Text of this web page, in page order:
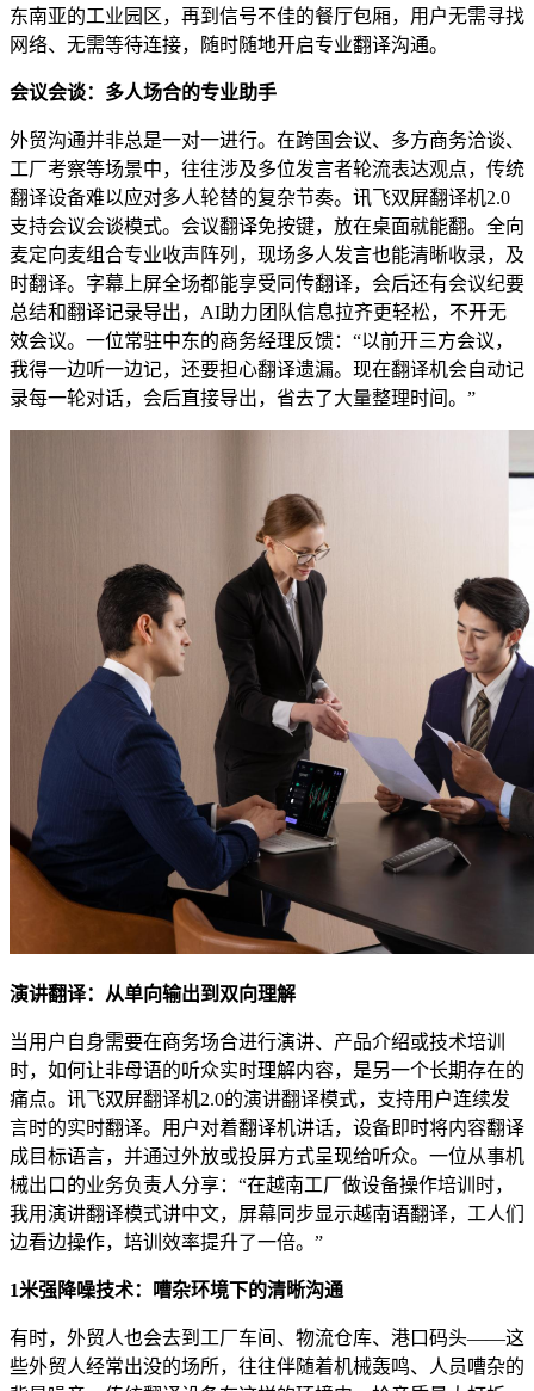
东南亚的工业园区，再到信号不佳的餐厅包厢，用户无需寻找
网络、无需等待连接，随时随地开启专业翻译沟通。
会议会谈：多人场合的专业助手
外贸沟通并非总是一对一进行。在跨国会议、多方商务洽谈、
工厂考察等场景中，往往涉及多位发言者轮流表达观点，传统
翻译设备难以应对多人轮替的复杂节奏。讯飞双屏翻译机2.0
支持会议会谈模式。会议翻译免按键，放在桌面就能翻。全向
麦定向麦组合专业收声阵列，现场多人发言也能清晰收录，及
时翻译。字幕上屏全场都能享受同传翻译，会后还有会议纪要
总结和翻译记录导出，AI助力团队信息拉齐更轻松，不开无
效会议。一位常驻中东的商务经理反馈：“以前开三方会议，
我得一边听一边记，还要担心翻译遗漏。现在翻译机会自动记
录每一轮对话，会后直接导出，省去了大量整理时间。”
演讲翻译：从单向输出到双向理解
当用户自身需要在商务场合进行演讲、产品介绍或技术培训
时，如何让非母语的听众实时理解内容，是另一个长期存在的
痛点。讯飞双屏翻译机2.0的演讲翻译模式，支持用户连续发
言时的实时翻译。用户对着翻译机讲话，设备即时将内容翻译
成目标语言，并通过外放或投屏方式呈现给听众。一位从事机
械出口的业务负责人分享：“在越南工厂做设备操作培训时，
我用演讲翻译模式讲中文，屏幕同步显示越南语翻译，工人们
边看边操作，培训效率提升了一倍。”
1米强降噪技术： 嘈杂环境下的清晰沟通
有时，外贸人也会去到工厂车间、物流仓库、港口码头——这
些外贸人经常出没的场所，往往伴随着机械轰鸣、人员嘈杂的